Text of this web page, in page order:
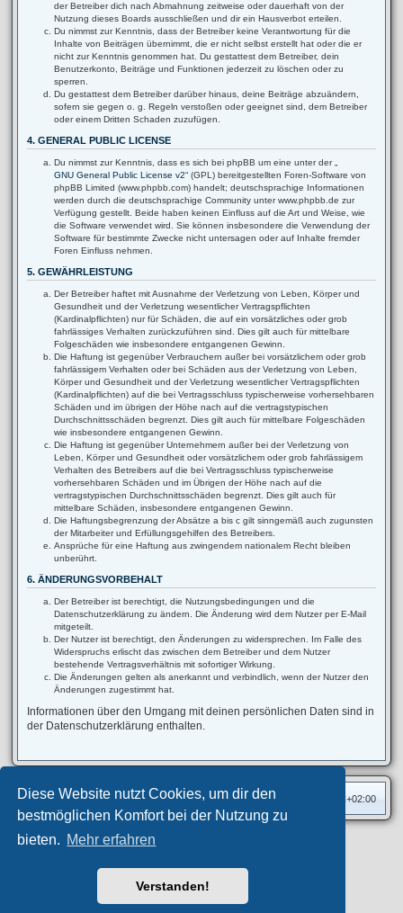
Diese Website nutzt Cookies, um dir den
bestmöglichen Komfort bei der Nutzung zu
bieten. Mehr erfahren
Verstanden!
der Betreiber dich nach Abmahnung zeitweise oder dauerhaft von der
Nutzung dieses Boards ausschließen und dir ein Hausverbot erteilen.
Du nimmst zur Kenntnis, dass der Betreiber keine Verantwortung für die
Inhalte von Beiträgen übernimmt, die er nicht selbst erstellt hat oder die er
nicht zur Kenntnis genommen hat. Du gestattest dem Betreiber, dein
Benutzerkonto, Beiträge und Funktionen jederzeit zu löschen oder zu
sperren.
Du gestattest dem Betreiber darüber hinaus, deine Beiträge abzuändern,
sofern sie gegen o. g. Regeln verstoßen oder geeignet sind, dem Betreiber
oder einem Dritten Schaden zuzufügen.
4. GENERAL PUBLIC LICENSE
Du nimmst zur Kenntnis, dass es sich bei phpBB um eine unter der „
GNU General Public License v2“ (GPL) bereitgestellten Foren-Software von
phpBB Limited (www.phpbb.com) handelt; deutschsprachige Informationen
werden durch die deutschsprachige Community unter www.phpbb.de zur
Verfügung gestellt. Beide haben keinen Einfluss auf die Art und Weise, wie
die Software verwendet wird. Sie können insbesondere die Verwendung der
Software für bestimmte Zwecke nicht untersagen oder auf Inhalte fremder
Foren Einfluss nehmen.
5. GEWÄHRLEISTUNG
Der Betreiber haftet mit Ausnahme der Verletzung von Leben, Körper und
Gesundheit und der Verletzung wesentlicher Vertragspflichten
(Kardinalpflichten) nur für Schäden, die auf ein vorsätzliches oder grob
fahrlässiges Verhalten zurückzuführen sind. Dies gilt auch für mittelbare
Folgeschäden wie insbesondere entgangenen Gewinn.
Die Haftung ist gegenüber Verbrauchern außer bei vorsätzlichem oder grob
fahrlässigem Verhalten oder bei Schäden aus der Verletzung von Leben,
Körper und Gesundheit und der Verletzung wesentlicher Vertragspflichten
(Kardinalpflichten) auf die bei Vertragsschluss typischerweise vorhersehbaren
Schäden und im übrigen der Höhe nach auf die vertragstypischen
Durchschnittsschäden begrenzt. Dies gilt auch für mittelbare Folgeschäden
wie insbesondere entgangenen Gewinn.
Die Haftung ist gegenüber Unternehmern außer bei der Verletzung von
Leben, Körper und Gesundheit oder vorsätzlichem oder grob fahrlässigem
Verhalten des Betreibers auf die bei Vertragsschluss typischerweise
vorhersehbaren Schäden und im Übrigen der Höhe nach auf die
vertragstypischen Durchschnittsschäden begrenzt. Dies gilt auch für
mittelbare Schäden, insbesondere entgangenen Gewinn.
Die Haftungsbegrenzung der Absätze a bis c gilt sinngemäß auch zugunsten
der Mitarbeiter und Erfüllungsgehilfen des Betreibers.
Ansprüche für eine Haftung aus zwingendem nationalem Recht bleiben
unberührt.
6. ÄNDERUNGSVORBEHALT
Der Betreiber ist berechtigt, die Nutzungsbedingungen und die
Datenschutzerklärung zu ändern. Die Änderung wird dem Nutzer per E-Mail
mitgeteilt.
Der Nutzer ist berechtigt, den Änderungen zu widersprechen. Im Falle des
Widerspruchs erlischt das zwischen dem Betreiber und dem Nutzer
bestehende Vertragsverhältnis mit sofortiger Wirkung.
Die Änderungen gelten als anerkannt und verbindlich, wenn der Nutzer den
Änderungen zugestimmt hat.
Informationen über den Umgang mit deinen persönlichen Daten sind in
der Datenschutzerklärung enthalten.
Foren-Übersicht Alle Zeiten sind UTC+02:00
Privates Forum ©